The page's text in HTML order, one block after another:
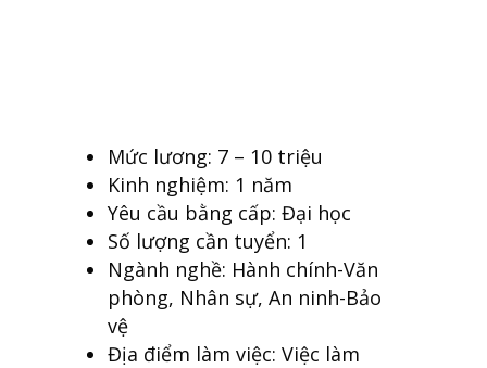
Mức lương: 7 – 10 triệu
Kinh nghiệm: 1 năm
Yêu cầu bằng cấp: Đại học
Số lượng cần tuyển: 1
Ngành nghề: Hành chính-Văn
phòng, Nhân sự, An ninh-Bảo
vệ
Địa điểm làm việc: Việc làm